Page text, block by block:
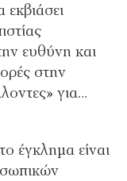
ευθύνη και
στην
για…
έγκλημα είναι